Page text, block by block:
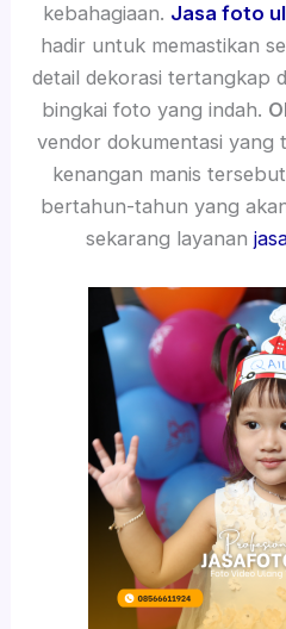
kebahagiaan. Jasa foto
hadir untuk memastikan
detail dekorasi tertangkap
bingkai foto yang indah.
vendor dokumentasi yang
kenangan manis
bertahun-tahun yang
sekarang layanan